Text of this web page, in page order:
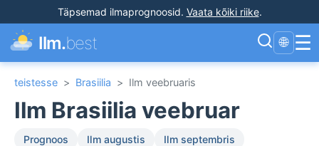
Täpsemad ilmaprognoosid. Vaata kõiki riike.
Ilm.best 🌐 ☰
teistesse > Brasiilia > Ilm veebruaris
Ilm Brasiilia veebruar
Prognoos Ilm augustis
Ilm septembris